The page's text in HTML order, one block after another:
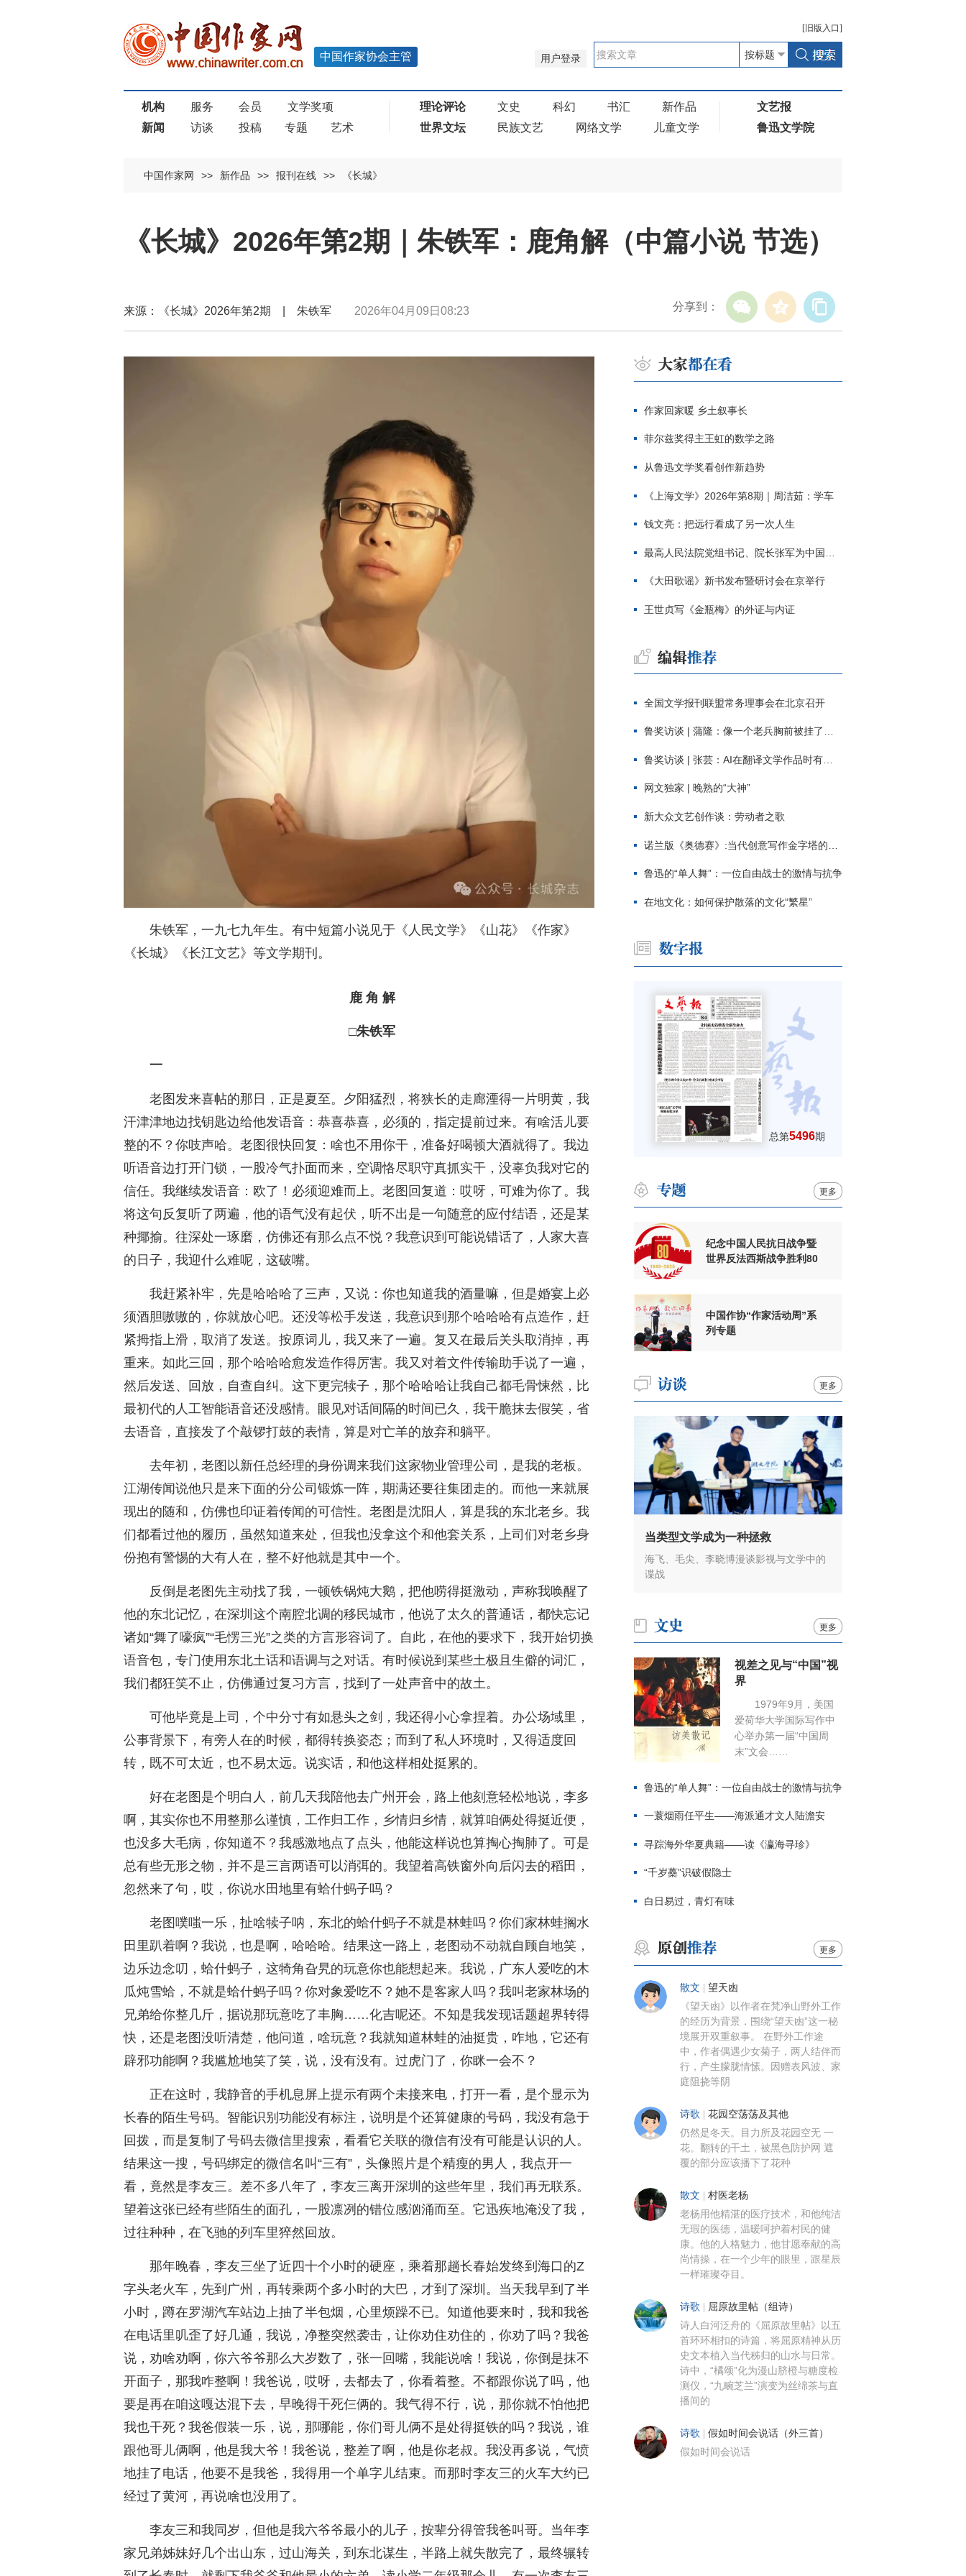
[ 旧版 入口]
用户登录
中国作家协会主管
机构 服务 会员
文学奖项
新闻
访谈 投稿 专题 艺术
理论评论 文史 科幻 书汇
新作品
世界文坛
民族文艺 网络文学 儿童文学
文艺报
鲁迅文学院
中国作家网 >> 新作品 >> 报刊在线 >> 《长城》
《长城》2026年第2期｜朱铁军：鹿角解（中篇小说 节选）
分享到：
来源：《长城》2026年第2期 | 朱铁军 2026年04月09日08:23
朱铁军，一九七九年生。有中短篇小说见于《人民文学》《山花》《作家》
《长城》《长江文艺》等文学期刊。
鹿 角 解
□朱铁军
一
老图发来喜帖的那日，正是夏至。夕阳猛烈，将狭长的走廊湮得一片明黄，我
汗津津地边找钥匙边给他发语音：恭喜恭喜，必须的，指定提前过来。有啥活儿要
整的不？你吱声哈。老图很快回复：啥也不用你干，准备好喝顿大酒就得了。我边
听语音边打开门锁，一股冷气扑面而来，空调恪尽职守真抓实干，没辜负我对它的
信任。我继续发语音：欧了！必须迎难而上。老图回复道：哎呀，可难为你了。我
将这句反复听了两遍，他的语气没有起伏，听不出是一句随意的应付结语，还是某
种揶揄。往深处一琢磨，仿佛还有那么点不悦？我意识到可能说错话了，人家大喜
的日子，我迎什么难呢，这破嘴。
我赶紧补牢，先是哈哈哈了三声，又说：你也知道我的酒量嘛，但是婚宴上必
须酒胆嗷嗷的，你就放心吧。还没等松手发送，我意识到那个哈哈哈有点造作，赶
紧拇指上滑，取消了发送。按原词儿，我又来了一遍。复又在最后关头取消掉，再
重来。如此三回，那个哈哈哈愈发造作得厉害。我又对着文件传输助手说了一遍，
然后发送、回放，自查自纠。这下更完犊子，那个哈哈哈让我自己都毛骨悚然，比
最初代的人工智能语音还没感情。眼见对话间隔的时间已久，我干脆抹去假笑，省
去语音，直接发了个敲锣打鼓的表情，算是对亡羊的放弃和躺平。
去年初，老图以新任总经理的身份调来我们这家物业管理公司，是我的老板。
江湖传闻说他只是来下面的分公司锻炼一阵，期满还要往集团走的。而他一来就展
现出的随和，仿佛也印证着传闻的可信性。老图是沈阳人，算是我的东北老乡。我
们都看过他的履历，虽然知道来处，但我也没拿这个和他套关系，上司们对老乡身
份抱有警惕的大有人在，整不好他就是其中一个。
反倒是老图先主动找了我，一顿铁锅炖大鹅，把他唠得挺激动，声称我唤醒了
他的东北记忆，在深圳这个南腔北调的移民城市，他说了太久的普通话，都快忘记
诸如“舞了嚎疯”“毛愣三光”之类的方言形容词了。自此，在他的要求下，我开始切换
语音包，专门使用东北土话和语调与之对话。有时候说到某些土极且生僻的词汇，
我们都狂笑不止，仿佛通过复习方言，找到了一处声音中的故土。
可他毕竟是上司，个中分寸有如悬头之剑，我还得小心拿捏着。办公场域里，
公事背景下，有旁人在的时候，都得转换姿态；而到了私人环境时，又得适度回
转，既不可太近，也不易太远。说实话，和他这样相处挺累的。
好在老图是个明白人，前几天我陪他去广州开会，路上他刻意轻松地说，李多
啊，其实你也不用整那么谨慎，工作归工作，乡情归乡情，就算咱俩处得挺近便，
也没多大毛病，你知道不？我感激地点了点头，他能这样说也算掏心掏肺了。可是
总有些无形之物，并不是三言两语可以消弭的。我望着高铁窗外向后闪去的稻田，
忽然来了句，哎，你说水田地里有蛤什蚂子吗？
老图噗嗤一乐，扯啥犊子呐，东北的蛤什蚂子不就是林蛙吗？你们家林蛙搁水
田里趴着啊？我说，也是啊，哈哈哈。结果这一路上，老图动不动就自顾自地笑，
边乐边念叨，蛤什蚂子，这犄角旮旯的玩意你也能想起来。我说，广东人爱吃的木
瓜炖雪蛤，不就是蛤什蚂子吗？你对象爱吃不？她不是客家人吗？我叫老家林场的
兄弟给你整几斤，据说那玩意吃了丰胸……化吉呢还。不知是我发现话题超界转得
快，还是老图没听清楚，他问道，啥玩意？我就知道林蛙的油挺贵，咋地，它还有
辟邪功能啊？我尴尬地笑了笑，说，没有没有。过虎门了，你眯一会不？
正在这时，我静音的手机息屏上提示有两个未接来电，打开一看，是个显示为
长春的陌生号码。智能识别功能没有标注，说明是个还算健康的号码，我没有急于
回拨，而是复制了号码去微信里搜索，看看它关联的微信有没有可能是认识的人。
结果这一搜，号码绑定的微信名叫“三有”，头像照片是个精瘦的男人，我点开一
看，竟然是李友三。差不多八年了，李友三离开深圳的这些年里，我们再无联系。
望着这张已经有些陌生的面孔，一股凛冽的错位感汹涌而至。它迅疾地淹没了我，
过往种种，在飞驰的列车里猝然回放。
那年晚春，李友三坐了近四十个小时的硬座，乘着那趟长春始发终到海口的Z
字头老火车，先到广州，再转乘两个多小时的大巴，才到了深圳。当天我早到了半
小时，蹲在罗湖汽车站边上抽了半包烟，心里烦躁不已。知道他要来时，我和我爸
在电话里叽歪了好几通，我说，净整突然袭击，让你劝住劝住的，你劝了吗？我爸
说，劝啥劝啊，你六爷爷那么大岁数了，张一回嘴，我能说啥！我说，你倒是抹不
开面子，那我咋整啊！我爸说，哎呀，去都去了，你看着整。不都跟你说了吗，他
要是再在咱这嘎达混下去，早晚得干死仨俩的。我气得不行，说，那你就不怕他把
我也干死？我爸假装一乐，说，那哪能，你们哥儿俩不是处得挺铁的吗？我说，谁
跟他哥儿俩啊，他是我大爷！我爸说，整差了啊，他是你老叔。我没再多说，气愤
地挂了电话，他要不是我爸，我得用一个单字儿结束。而那时李友三的火车大约已
经过了黄河，再说啥也没用了。
李友三和我同岁，但他是我六爷爷最小的儿子，按辈分得管我爸叫哥。当年李
家兄弟姊妹好几个出山东，过山海关，到东北谋生，半路上就失散完了，最终辗转
作家回家暖 乡土叙事长
菲尔兹奖得主王虹的数学之路
从鲁迅文学奖看创作新趋势
《上海文学》2026年第8期｜周洁茹：学车
钱文亮：把远行看成了另一次人生
最高人民法院党组书记、院长张军为中国作协干部大讲堂授课
《大田歌谣》新书发布暨研讨会在京举行
王世贞写《金瓶梅》的外证与内证
全国文学报刊联盟常务理事会在北京召开
鲁奖访谈 | 蒲隆：像一个老兵胸前被挂了一枚“红色英勇勋章”
鲁奖访谈 | 张芸：AI在翻译文学作品时有明显局限
网文独家 | 晚熟的“大神”
新大众文艺创作谈：劳动者之歌
诺兰版《奥德赛》:当代创意写作金字塔的宏伟与平庸
鲁迅的“单人舞”：一位自由战士的激情与抗争
在地文化：如何保护散落的文化“繁星”
总第5496期
更多
纪念中国人民抗日战争暨
世界反法西斯战争胜利80
中国作协“作家活动周”系
列专题
更多
当类型文学成为一种拯救
海飞、毛尖、李晓博漫谈影视与文学中的
谍战
更多
视差之见与“中国”视
界
1979年9月，美国
爱荷华大学国际写作中
心举办第一届“中国周
末”文会……
鲁迅的“单人舞”：一位自由战士的激情与抗争
一蓑烟雨任平生——海派通才文人陆澹安
寻踪海外华夏典籍——读《瀛海寻珍》
“千岁蘽”识破假隐士
白日易过，青灯有味
更多
散文 望天凼
《望天凼》以作者在梵净山野外工作
的经历为背景，围绕“望天凼”这一秘
境展开双重叙事。 在野外工作途
中，作者偶遇少女菊子，两人结伴而
行，产生朦胧情愫。因赠表风波、家
庭阻挠等阴
诗歌 花园空荡荡及其他
仍然是冬天。目力所及花园空无 一
花。翻转的干土，被黑色防护网 遮
覆的部分应该播下了花种
散文 村医老杨
老杨用他精湛的医疗技术，和他纯洁
无瑕的医德，温暖呵护着村民的健
康。他的人格魅力，他甘愿奉献的高
尚情操，在一个少年的眼里，跟星辰
一样璀璨夺目。
诗歌 屈原故里帖（组诗）
诗人白河泛舟的《屈原故里帖》以五
首环环相扣的诗篇，将屈原精神从历
史文本植入当代秭归的山水与日常。
诗中，“橘颂”化为漫山脐橙与糖度检
测仪，“九畹芝兰”演变为丝绵茶与直
播间的
诗歌 假如时间会说话（外三首）
假如时间会说话